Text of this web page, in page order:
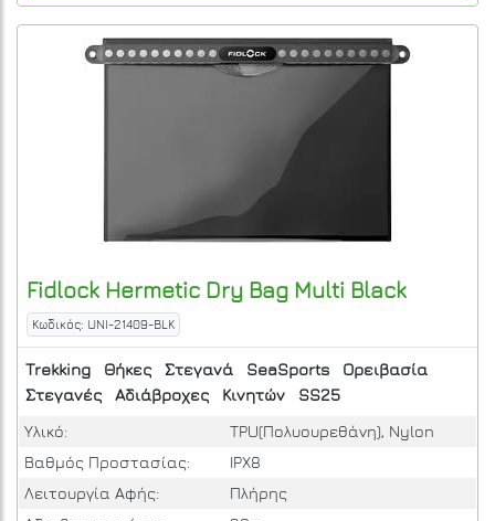
Fidlock Hermetic Dry Bag Multi Black
Κωδικός: UNI-21409-BLK
Trekking Θήκες Στεγανά SeaSports
Ορειβασία
Στεγανές
Αδιάβροχες Κινητών
SS25
Υλικό:
TPU(Πολυουρεθάνη), Nylon
Βαθμός Προστασίας:
IPΧ8
Λειτουργία Αφής:
Πλήρης